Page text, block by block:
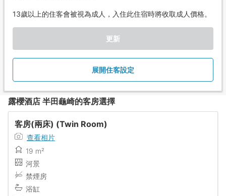
13歲以上的住客會被視為成人，入住此住宿時將收取成人價格。
更新
展開住客設定
露櫻酒店 半田龜崎的客房選擇
客房(兩床) (Twin Room)
查看相片
19 m²
河景
禁煙房
浴缸